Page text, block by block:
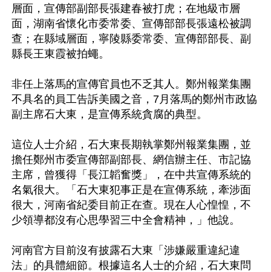
層面，宣傳部副部長張建春被打虎；在地級市層
面，湖南省懷化市委常委、宣傳部部長張遠松被調
查；在縣域層面，寧陵縣委常委、宣傳部部長、副
縣長王東霞被拍蠅。
非任上落馬的宣傳官員也不乏其人。鄭州報業集團
不具名的員工告訴美國之音，7月落馬的鄭州市政協
副主席石大東，是宣傳系統貪腐的典型。
這位人士介紹，石大東長期執掌鄭州報業集團，並
擔任鄭州市委宣傳部副部長、網信辦主任、市記協
主席，曾獲得「長江韜奮獎」，在中共宣傳系統的
名氣很大。「石大東犯事正是在宣傳系統，牽涉面
很大，河南省紀委目前正在查。現在人心惶惶，不
少領導都沒有心思學習三中全會精神，」他說。
河南官方目前沒有披露石大東「涉嫌嚴重違紀違
法」的具體細節。根據這名人士的介紹，石大東問